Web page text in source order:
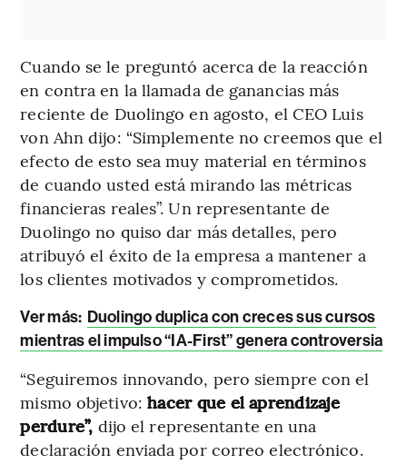
Cuando se le preguntó acerca de la reacción
en contra en la llamada de ganancias más
reciente de Duolingo en agosto, el CEO Luis
von Ahn dijo: “Simplemente no creemos que el
efecto de esto sea muy material en términos
de cuando usted está mirando las métricas
financieras reales”. Un representante de
Duolingo no quiso dar más detalles, pero
atribuyó el éxito de la empresa a mantener a
los clientes motivados y comprometidos.
Ver más: Duolingo duplica con creces sus cursos
mientras el impulso “IA-First” genera controversia
“Seguiremos innovando, pero siempre con el
mismo objetivo: hacer que el aprendizaje
perdure”, dijo el representante en una
declaración enviada por correo electrónico.